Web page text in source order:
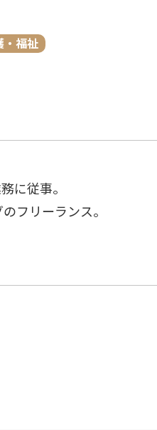
・福祉
に従事。
フリーランス。